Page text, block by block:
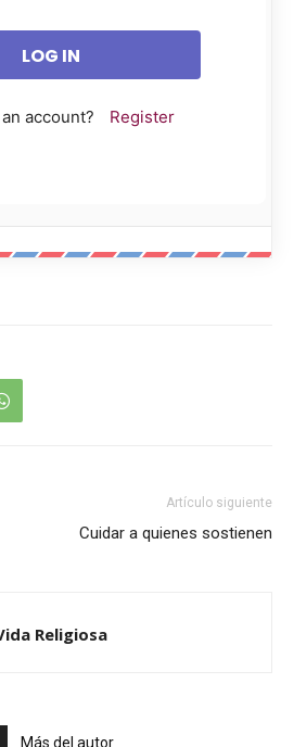
account? Register
Artículo siguiente
Cuidar a quienes sostienen
Religiosa
Más del autor